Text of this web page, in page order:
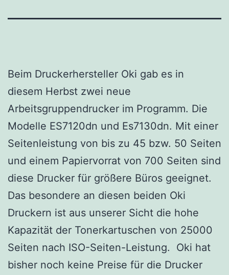
Beim Druckerhersteller Oki gab es in
diesem Herbst zwei neue
Arbeitsgruppendrucker im Programm. Die
Modelle ES7120dn und Es7130dn. Mit einer
Seitenleistung von bis zu 45 bzw. 50 Seiten
und einem Papiervorrat von 700 Seiten sind
diese Drucker für größere Büros geeignet.
Das besondere an diesen beiden Oki
Druckern ist aus unserer Sicht die hohe
Kapazität der Tonerkartuschen von 25000
Seiten nach ISO-Seiten-Leistung. Oki hat
bisher noch keine Preise für die Drucker